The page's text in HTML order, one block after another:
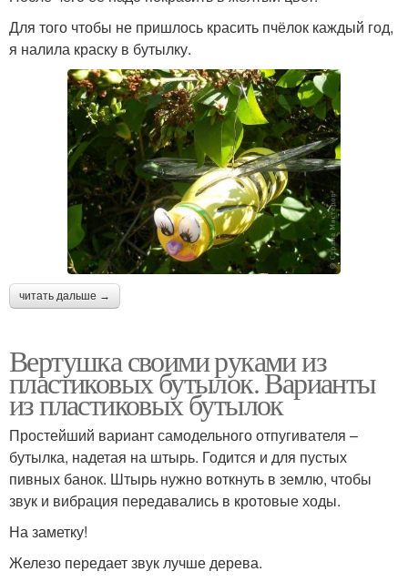
Для того чтобы не пришлось красить пчёлок каждый год,
я налила краску в бутылку.
читать дальше →
Вертушка своими руками из
пластиковых бутылок. Варианты
из пластиковых бутылок
Простейший вариант самодельного отпугивателя –
бутылка, надетая на штырь. Годится и для пустых
пивных банок. Штырь нужно воткнуть в землю, чтобы
звук и вибрация передавались в кротовые ходы.
На заметку!
Железо передает звук лучше дерева.